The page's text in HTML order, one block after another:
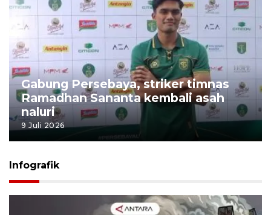
Gabung Persebaya, striker timnas
Ramadhan Sananta kembali asah
naluri
9 Juli 2026
Infografik